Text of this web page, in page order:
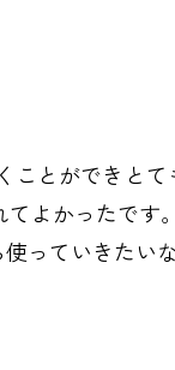
とができと
てよかったで
使っていきた